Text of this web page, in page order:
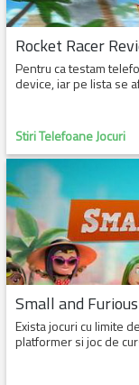
INEDIT
LG
PROIECTE
SAMSUNG
SOCIALE
Rocket Racer
Pentru ca testam
device, iar pe lista se
Stiri Telefoane Jocuri
Small and
Exista jocuri cu limite
platformer si joc de